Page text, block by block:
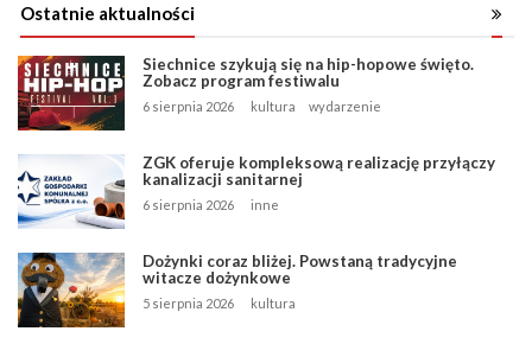
Ostatnie aktualności
Siechnice szykują się na hip-hopowe święto.
Zobacz program festiwalu
6 sierpnia 2026 kultura wydarzenie
ZGK oferuje kompleksową realizację przyłączy
kanalizacji sanitarnej
6 sierpnia 2026 inne
Dożynki coraz bliżej. Powstaną tradycyjne
witacze dożynkowe
5 sierpnia 2026 kultura